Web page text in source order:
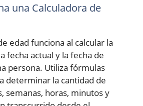
una Calculadora de
edad funciona al calcular la
fecha actual y la fecha de
persona. Utiliza fórmulas
determinar la cantidad de
semanas, horas, minutos y